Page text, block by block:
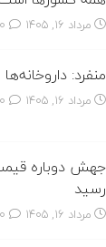
مرداد ۱۶, ۱۴۰۵
منفرد:
مرداد ۱۶, ۱۴۰۵
رسید
مرداد ۱۶, ۱۴۰۵